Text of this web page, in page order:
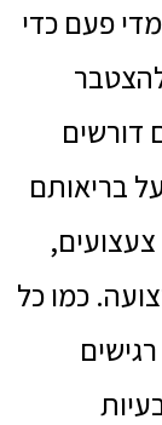
פעם כדי
דורשים
בריאותם
כמו כל